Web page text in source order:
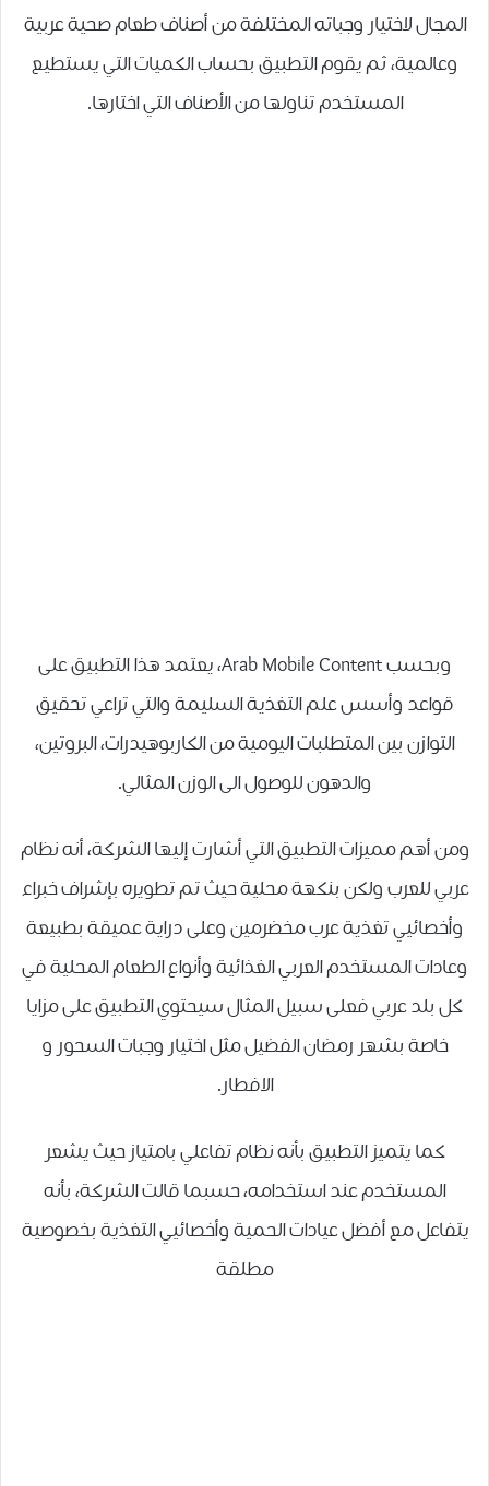
المجال لاختيار وجباته المختلفة من أصناف طعام صحية عربية
وعالمية، ثم يقوم التطبيق بحساب الكميات التي يستطيع
المستخدم تناولها من الأصناف التي اختارها.
وبحسب Arab Mobile Content، يعتمد هذا التطبيق على
قواعد وأسس علم التغذية السليمة والتي تراعي تحقيق
التوازن بين المتطلبات اليومية من الكاربوهيدرات، البروتين،
والدهون للوصول الى الوزن المثالي.
ومن أهم مميزات التطبيق التي أشارت إليها الشركة، أنه نظام
عربي للعرب ولكن بنكهة محلية حيث تم تطويره بإشراف خبراء
وأخصائيي تغذية عرب مخضرمين وعلى دراية عميقة بطبيعة
وعادات المستخدم العربي الغذائية وأنواع الطعام المحلية في
كل بلد عربي فعلى سبيل المثال سيحتوي التطبيق على مزايا
خاصة بشهر رمضان الفضيل مثل اختيار وجبات السحور و
الافطار.
كما يتميز التطبيق بأنه نظام تفاعلي بامتياز حيث يشعر
المستخدم عند استخدامه، حسبما قالت الشركة، بأنه
يتفاعل مع أفضل عيادات الحمية وأخصائيي التغذية بخصوصية
مطلقة